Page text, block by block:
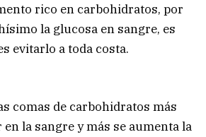
rico en carbohidratos, por
la glucosa en sangre, es
evitarlo a toda costa.
comas de carbohidratos más
en la sangre y más se aumenta la